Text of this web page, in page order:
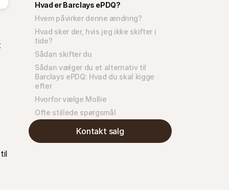
Hvad er Barclays ePDQ?
Hvem påvirker denne ændring?
Hvad sker der, hvis jeg ikke skifter i
tide?
Sådan skifter du
Sådan vælger du et alternativ til
Barclays ePDQ: Hvad du skal kigge
efter
Hvorfor vælge Mollie
Ofte stillede spørgsmål
Kontakt salg